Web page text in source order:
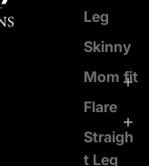
Leg
Skinny
Mom fit
Flare
Straigh
t Leg